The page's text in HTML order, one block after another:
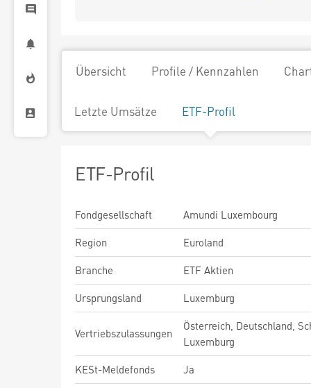
Übersicht Profile / Kennzahlen
Letzte Umsätze ETF-Profil
ETF-Profil
Fondgesellschaft
Amundi Luxembourg
Region
Euroland
Branche
ETF Aktien
Ursprungsland
Luxemburg
Vertriebszulassungen
Österreich, Deutschland,
Luxemburg
KESt-Meldefonds
Ja